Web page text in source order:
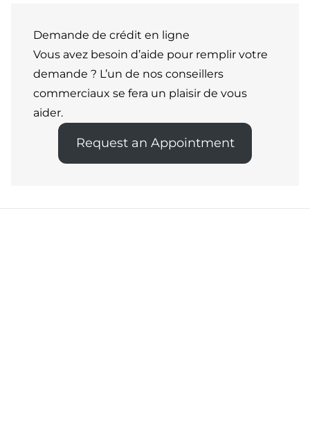
Demande de crédit en ligne
Vous avez besoin d’aide pour remplir votre
demande ? L’un de nos conseillers
commerciaux se fera un plaisir de vous
aider.
Request an Appointment